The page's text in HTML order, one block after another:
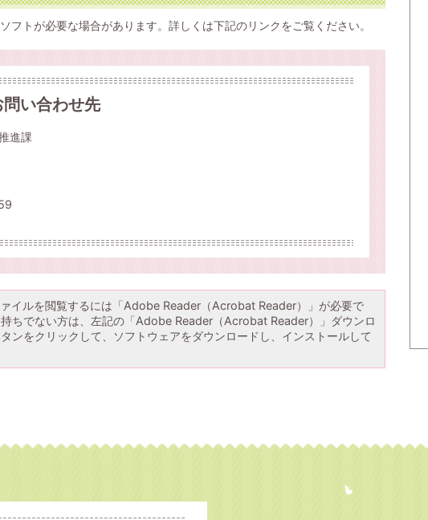
フトが必要な場合があります。詳しくは下記のリンクをご覧ください。
い合わせ先
進課
イルを閲覧するには「Adobe Reader（Acrobat Reader）」が必要で
ちでない方は、左記の「Adobe Reader（Acrobat Reader）」ダウンロ
ンをクリックして、ソフトウェアをダウンロードし、インストールして